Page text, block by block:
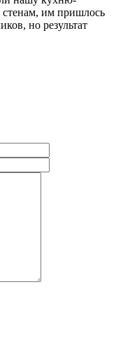
им пришлось
но результат